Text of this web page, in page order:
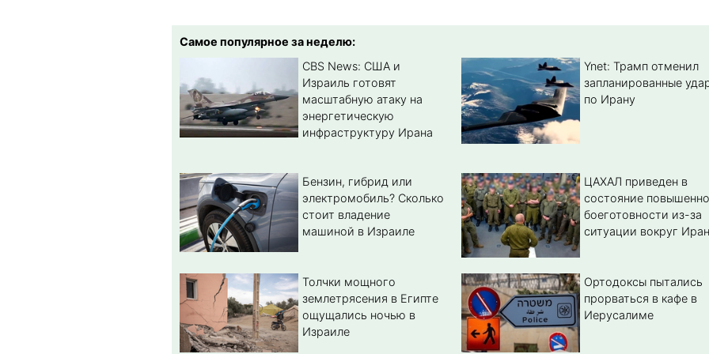
Самое популярное за неделю:
CBS News: США и
Израиль готовят
масштабную атаку на
энергетическую
инфраструктуру Ирана
Ynet: Трамп отменил
запланированные
по Ирану
Бензин, гибрид или
электромобиль? Cколько
стоит владение
машиной в Израиле
ЦАХАЛ приведен в
состояние
боеготовности из-за
ситуации вокруг
Толчки мощного
землетрясения в Египте
ощущались ночью в
Израиле
Ортодоксы пытались
прорваться в кафе в
Иерусалиме